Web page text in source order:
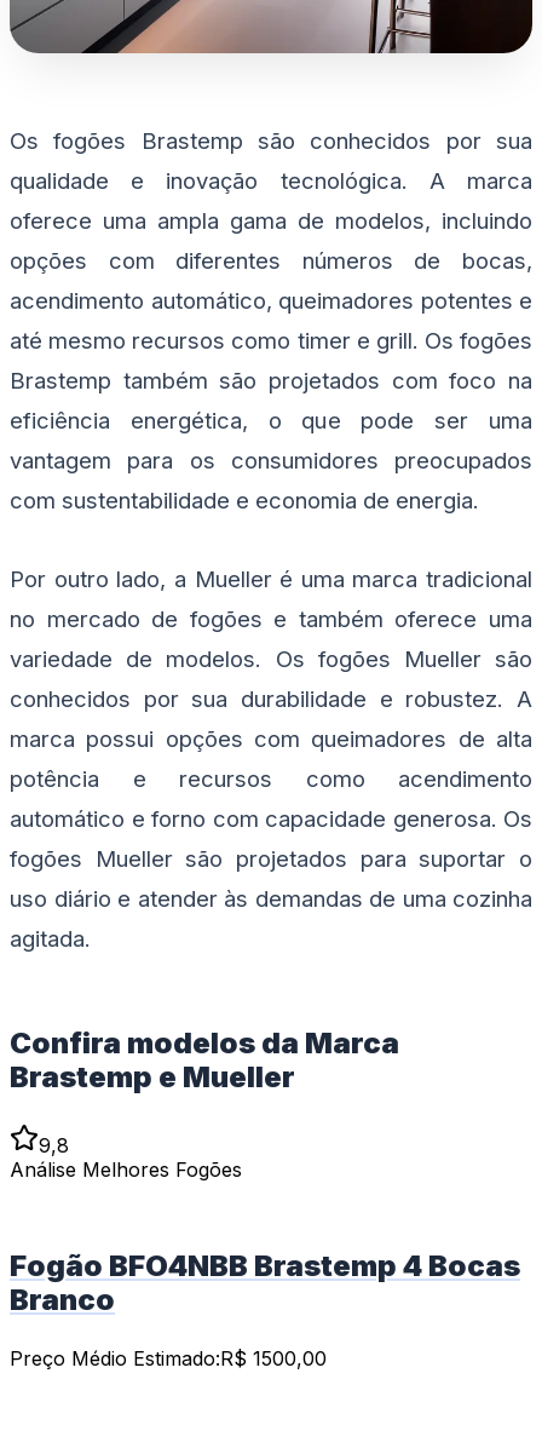
Os fogões Brastemp são conhecidos por sua
qualidade e inovação tecnológica. A marca
oferece uma ampla gama de modelos, incluindo
opções com diferentes números de bocas,
acendimento automático, queimadores potentes e
até mesmo recursos como timer e grill. Os fogões
Brastemp também são projetados com foco na
eficiência energética, o que pode ser uma
vantagem para os consumidores preocupados
com sustentabilidade e economia de energia.
Por outro lado, a Mueller é uma marca tradicional
no mercado de fogões e também oferece uma
variedade de modelos. Os fogões Mueller são
conhecidos por sua durabilidade e robustez. A
marca possui opções com queimadores de alta
potência e recursos como acendimento
automático e forno com capacidade generosa. Os
fogões Mueller são projetados para suportar o
uso diário e atender às demandas de uma cozinha
agitada.
Confira modelos da Marca
Brastemp e Mueller
9,8
Análise Melhores Fogões
Fogão BFO4NBB Brastemp 4 Bocas
Branco
Preço Médio Estimado:R$ 1500,00